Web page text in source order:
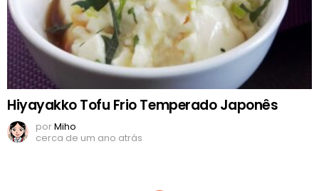
Hiyayakko Tofu Frio Temperado Japonês
porMiho
cerca de um ano atrás